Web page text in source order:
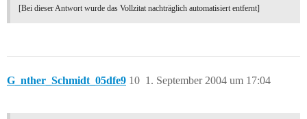
[Bei dieser Antwort wurde das Vollzitat nachträglich automatisiert entfernt]
G_nther_Schmidt_05dfe9 1. September 2004 um 17:04
10